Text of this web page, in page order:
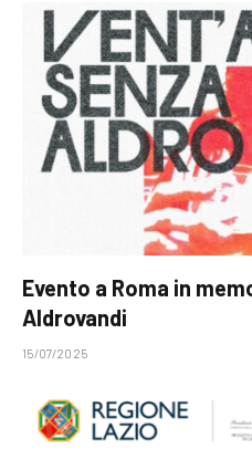
Evento a Roma in
Aldrovandi
15/07/2025